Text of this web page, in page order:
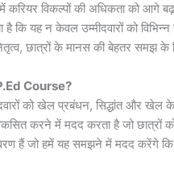
में करियर विकल्पों की अधिकता को आगे
है कि यह न केवल उम्मीदवारों को
छात्रों के मानस की बेहतर समझ के
Course?
को खेल प्रबंधन, सिद्धांत और
करने में मदद करता है जो छात्रों
हैं जो हमें यह समझने में मदद करेंगे कि